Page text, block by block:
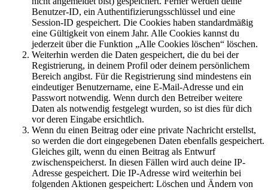
Benutzer-ID, ein Authentifizierungsschlüssel und eine
Session-ID gespeichert. Die Cookies haben standardmäßig
eine Gültigkeit von einem Jahr. Alle Cookies kannst du
jederzeit über die Funktion „Alle Cookies löschen“ löschen.
Weiterhin werden die Daten gespeichert, die du bei der
Registrierung, in deinem Profil oder deinem persönlichem
Bereich angibst. Für die Registrierung sind mindestens ein
eindeutiger Benutzername, eine E-Mail-Adresse und ein
Passwort notwendig. Wenn durch den Betreiber weitere
Daten als notwendig festgelegt wurden, so ist dies für dich
vor deren Eingabe ersichtlich.
Wenn du einen Beitrag oder eine private Nachricht erstellst,
so werden die dort eingegebenen Daten ebenfalls gespeichert.
Gleiches gilt, wenn du einen Beitrag als Entwurf
zwischenspeicherst. In diesen Fällen wird auch deine IP-
Adresse gespeichert. Die IP-Adresse wird weiterhin bei
folgenden Aktionen gespeichert: Löschen und Ändern von